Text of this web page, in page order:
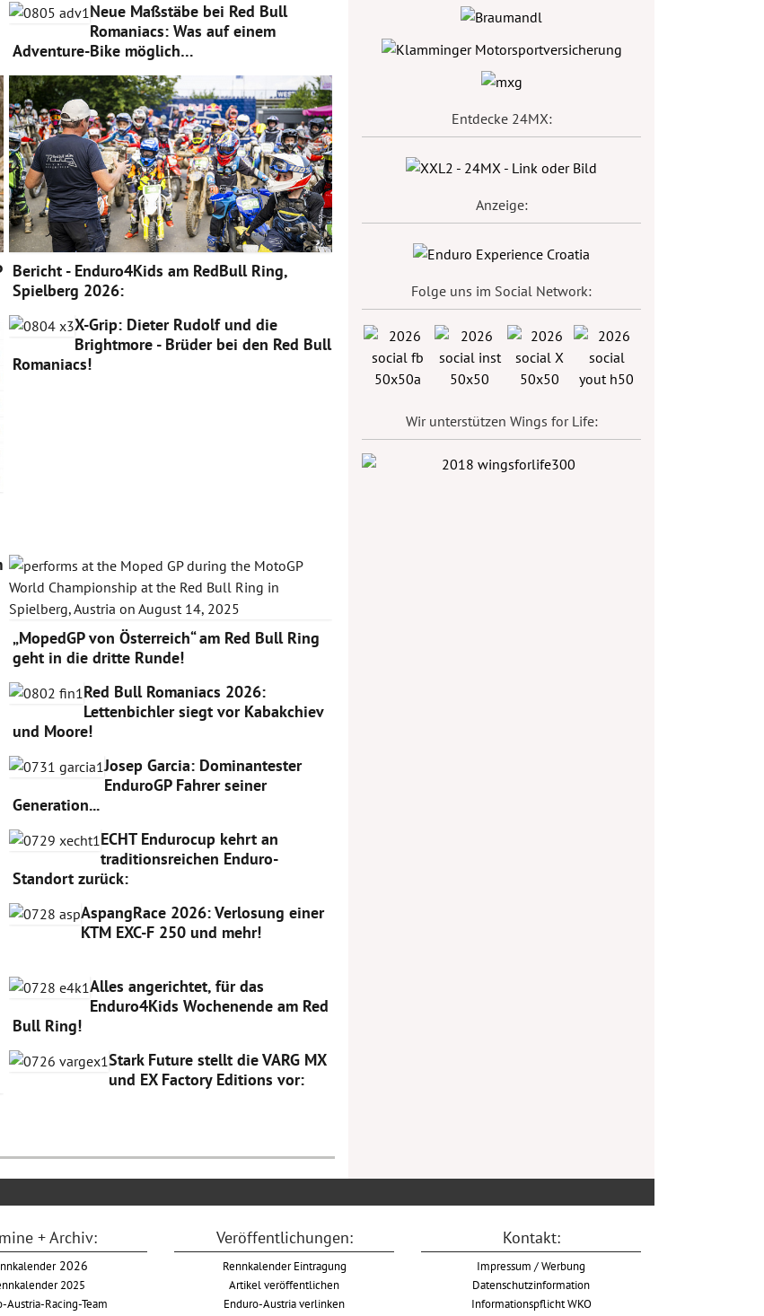
Neue Maßstäbe bei Red Bull
Romaniacs: Was auf einem
Adventure-Bike möglich…
Bericht - Enduro4Kids am RedBull Ring,
Spielberg 2026:
X-Grip: Dieter Rudolf und die
Brightmore - Brüder bei den Red Bull
Romaniacs!
„MopedGP von Österreich“ am Red Bull Ring
geht in die dritte Runde!
Red Bull Romaniacs 2026:
Lettenbichler siegt vor Kabakchiev
und Moore!
Josep Garcia: Dominantester
EnduroGP Fahrer seiner
Generation...
ECHT Endurocup kehrt an
traditionsreichen Enduro-
Standort zurück:
AspangRace 2026: Verlosung einer
KTM EXC-F 250 und mehr!
Alles angerichtet, für das
Enduro4Kids Wochenende am Red
Bull Ring!
Stark Future stellt die VARG MX
und EX Factory Editions vor:
Entdecke 24MX:
Anzeige:
Folge uns im Social Network:
Wir unterstützen Wings for Life:
+ Archiv:
2026
2025
Austria-Racing-Team
Veröffentlichungen:
Rennkalender Eintragung
Artikel veröffentlichen
Enduro-Austria verlinken
Kontakt:
Impressum / Werbung
Datenschutzinformation
Informationspflicht WKO